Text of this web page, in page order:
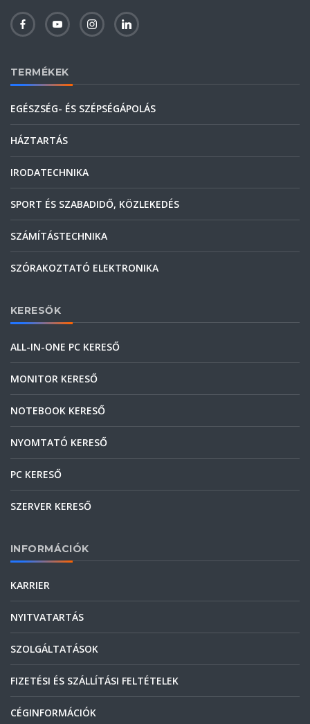
TERMÉKEK
EGÉSZSÉG- ÉS SZÉPSÉGÁPOLÁS
HÁZTARTÁS
IRODATECHNIKA
SPORT ÉS SZABADIDŐ, KÖZLEKEDÉS
SZÁMÍTÁSTECHNIKA
SZÓRAKOZTATÓ ELEKTRONIKA
KERESŐK
ALL-IN-ONE PC KERESŐ
MONITOR KERESŐ
NOTEBOOK KERESŐ
NYOMTATÓ KERESŐ
PC KERESŐ
SZERVER KERESŐ
INFORMÁCIÓK
KARRIER
NYITVATARTÁS
SZOLGÁLTATÁSOK
FIZETÉSI ÉS SZÁLLÍTÁSI FELTÉTELEK
CÉGINFORMÁCIÓK